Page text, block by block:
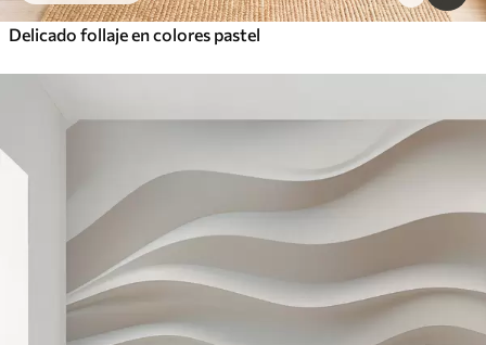
Delicado follaje en colores pastel